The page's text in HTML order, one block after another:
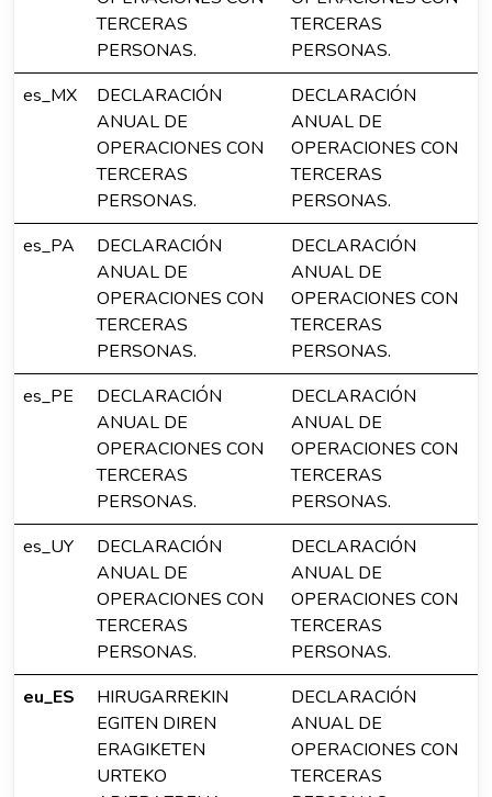
TERCERAS
PERSONAS.
TERCERAS
PERSONAS.
es_MX
DECLARACIÓN
ANUAL DE
OPERACIONES CON
TERCERAS
PERSONAS.
DECLARACIÓN
ANUAL DE
OPERACIONES CON
TERCERAS
PERSONAS.
es_PA
DECLARACIÓN
ANUAL DE
OPERACIONES CON
TERCERAS
PERSONAS.
DECLARACIÓN
ANUAL DE
OPERACIONES CON
TERCERAS
PERSONAS.
es_PE
DECLARACIÓN
ANUAL DE
OPERACIONES CON
TERCERAS
PERSONAS.
DECLARACIÓN
ANUAL DE
OPERACIONES CON
TERCERAS
PERSONAS.
es_UY
DECLARACIÓN
ANUAL DE
OPERACIONES CON
TERCERAS
PERSONAS.
DECLARACIÓN
ANUAL DE
OPERACIONES CON
TERCERAS
PERSONAS.
eu_ES
HIRUGARREKIN
EGITEN DIREN
ERAGIKETEN
URTEKO
DECLARACIÓN
ANUAL DE
OPERACIONES CON
TERCERAS